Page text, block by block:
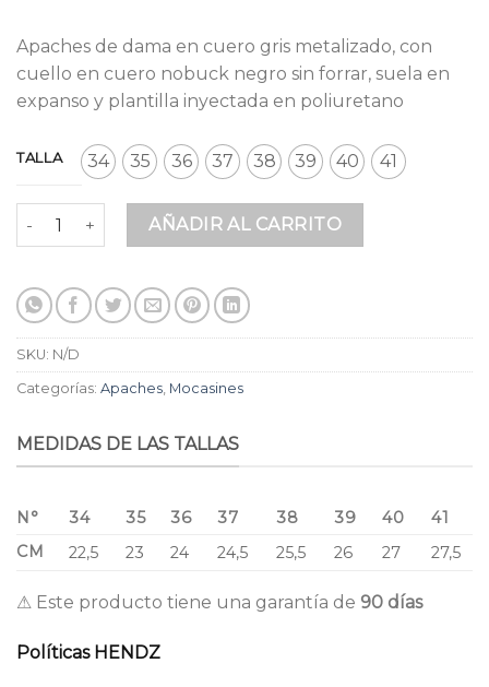
was:
$ 189.900.
is:
$ 165.213.
Apaches de dama en cuero gris metalizado, con
cuello en cuero nobuck negro sin forrar, suela en
expanso y plantilla inyectada en poliuretano
TALLA 34 35 36 37 38 39 40 41
Apaches Gris Metalizado Cuero cantidad
AÑADIR AL CARRITO
SKU: N/D
Categorías: Apaches, Mocasines
MEDIDAS DE LAS TALLAS
N° 34 35 36 37 38 39 40
41
CM
22,5 23 24 24,5 25,5 26 27 27,5
⚠ Este producto tiene una garantía de 90 días
Políticas HENDZ